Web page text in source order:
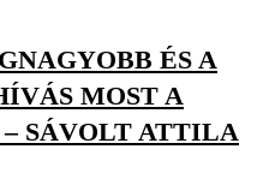
ÉS A
MOST A
SÁVOLT ATTILA